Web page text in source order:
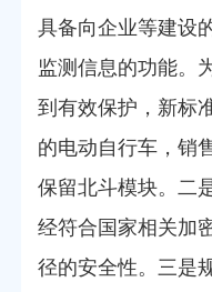
具备向企业等建设
监测信息的功能。
到有效保护，新标
的电动自行车，销
保留北斗模块。二
经符合国家相关加
径的安全性。三是